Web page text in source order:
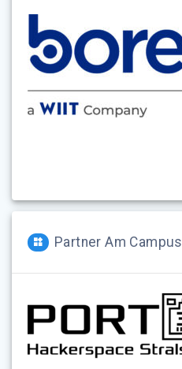
Partner Am Campus